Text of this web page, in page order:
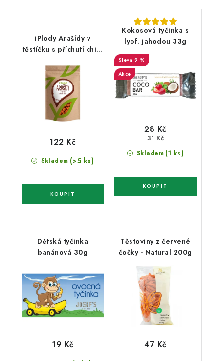
iPlody Arašídy v
těstíčku s příchutí chilli
Skladem (>5 ks)
122 Kč
Kokosová tyčinka s
lyof. jahodou 33g
9 %
Akce
Skladem (1 ks)
28 Kč
31 Kč
Dětská tyčinka
banánová 30g
19 Kč
Těstoviny z červené
čočky - Natural 200g
47 Kč